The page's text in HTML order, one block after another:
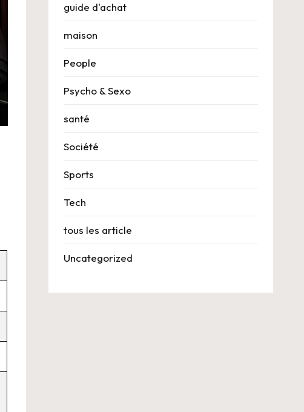
guide d'achat
maison
People
Psycho & Sexo
santé
Société
Sports
Tech
tous les article
Uncategorized